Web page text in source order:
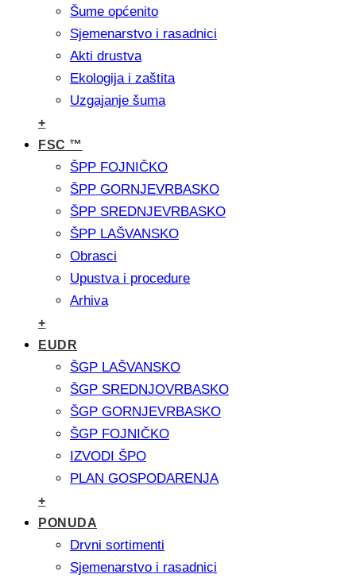
Šume općenito
Sjemenarstvo i rasadnici
Akti drustva
Ekologija i zaštita
Uzgajanje šuma
+
FSC ™
ŠPP FOJNIČKO
ŠPP GORNJEVRBASKO
ŠPP SREDNJEVRBASKO
ŠPP LAŠVANSKO
Obrasci
Upustva i procedure
Arhiva
+
EUDR
ŠGP LAŠVANSKO
ŠGP SREDNJOVRBASKO
ŠGP GORNJEVRBASKO
ŠGP FOJNIČKO
IZVODI ŠPO
PLAN GOSPODARENJA
+
PONUDA
Drvni sortimenti
Sjemenarstvo i rasadnici